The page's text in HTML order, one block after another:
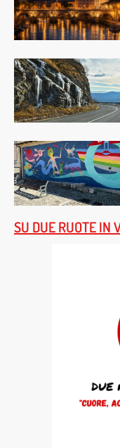
SU DUE RUOTE IN